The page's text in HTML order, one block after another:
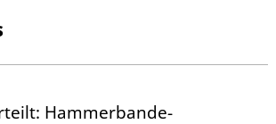
Hammerbande-